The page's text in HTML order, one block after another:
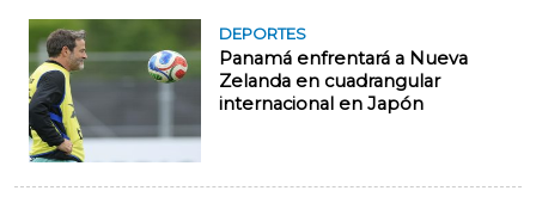
DEPORTES
Panamá enfrentará a Nueva
Zelanda en cuadrangular
internacional en Japón